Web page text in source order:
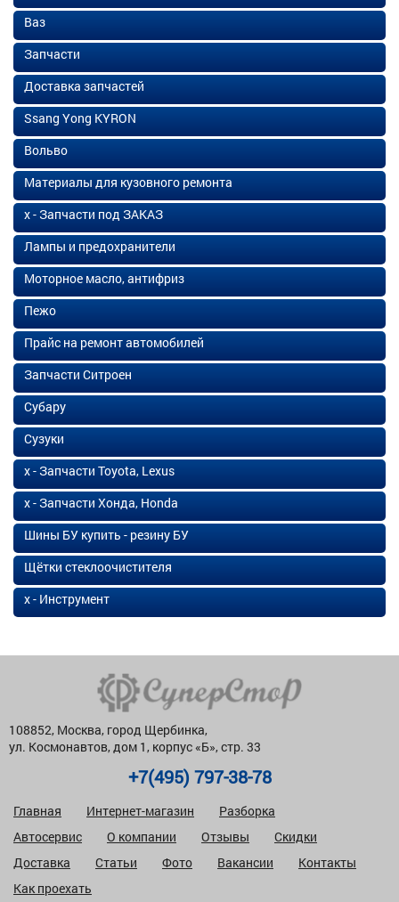
Ваз
Запчасти
Доставка запчастей
Ssang Yong KYRON
Вольво
Материалы для кузовного ремонта
х - Запчасти под ЗАКАЗ
Лампы и предохранители
Моторное масло, антифриз
Пежо
Прайс на ремонт автомобилей
Запчасти Ситроен
Субару
Сузуки
х - Запчасти Toyota, Lexus
х - Запчасти Хонда, Honda
Шины БУ купить - резину БУ
Щётки стеклоочистителя
х - Инструмент
108852, Москва, город Щербинка,
ул. Космонавтов, дом 1, корпус «Б», стр. 33
+7(495) 797-38-78
Главная Интернет-магазин
Разборка
Автосервис
О компании Отзывы
Скидки
Доставка
Статьи Фото Вакансии
Контакты
Как проехать